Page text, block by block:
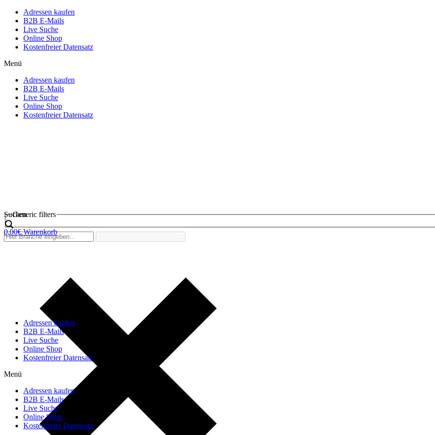
Adressen kaufen
B2B E-Mails
Live Suche
Online Shop
Kostenfreier Datensatz
Menü
Adressen kaufen
B2B E-Mails
Live Suche
Online Shop
Kostenfreier Datensatz
Suchen
Generic filters
0,00€ Warenkorb
Adressen kaufen
B2B E-Mails
Live Suche
Online Shop
Kostenfreier Datensatz
Menü
Adressen kaufen
B2B E-Mails
Live Suche
Online Shop
Kostenfreier Datensatz